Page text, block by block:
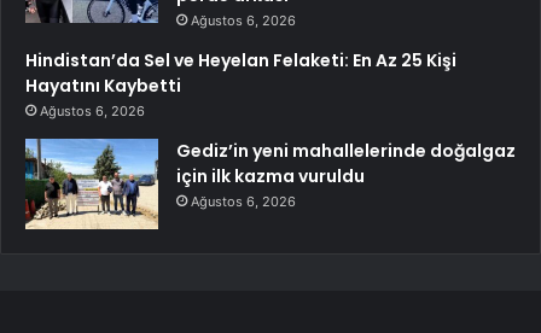
Ağustos 6, 2026
Hindistan’da Sel ve Heyelan Felaketi: En Az 25 Kişi
Hayatını Kaybetti
Ağustos 6, 2026
Gediz’in yeni mahallelerinde doğalgaz
için ilk kazma vuruldu
Ağustos 6, 2026